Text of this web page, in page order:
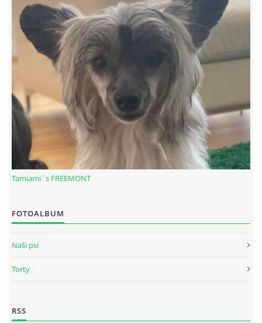
KONTAKT
© 2026 eStránky.sk|RSS
Tamiami´s FREEMONT
FOTOALBUM
Naši psi
Torty
RSS